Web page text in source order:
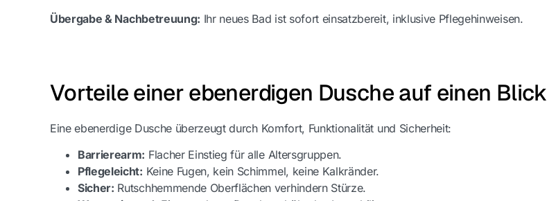
Übergabe & Nachbetreuung: Ihr neues Bad ist sofort einsatzbereit, inklusive Pflegehinweisen.
Vorteile einer ebenerdigen Dusche auf einen Blick
Eine ebenerdige Dusche überzeugt durch Komfort, Funktionalität und Sicherheit:
Barrierearm: Flacher Einstieg für alle Altersgruppen.
Pflegeleicht: Keine Fugen, kein Schimmel, keine Kalkränder.
Sicher: Rutschhemmende Oberflächen verhindern Stürze.